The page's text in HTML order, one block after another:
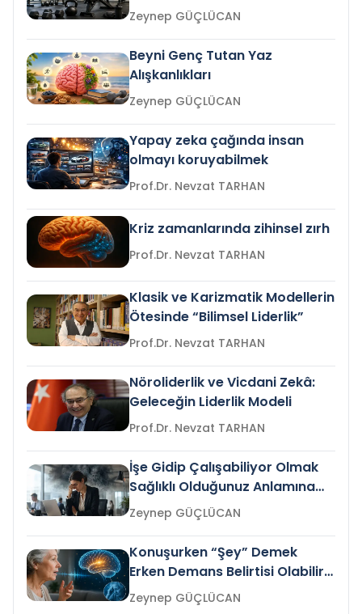
Zeynep GÜÇLÜCAN
Beyni Genç Tutan Yaz
Alışkanlıkları
Zeynep GÜÇLÜCAN
Yapay zeka çağında insan
olmayı koruyabilmek
Prof.Dr. Nevzat TARHAN
Kriz zamanlarında zihinsel zırh
Prof.Dr. Nevzat TARHAN
Klasik ve Karizmatik Modellerin
Ötesinde “Bilimsel Liderlik”
Prof.Dr. Nevzat TARHAN
Nöroliderlik ve Vicdani Zekâ:
Geleceğin Liderlik Modeli
Prof.Dr. Nevzat TARHAN
İşe Gidip Çalışabiliyor Olmak
Sağlıklı Olduğunuz Anlamına
Gelir mi?Zeynep GÜÇLÜCAN
Konuşurken “Şey” Demek
Erken Demans Belirtisi Olabilir
mi?
Zeynep GÜÇLÜCAN